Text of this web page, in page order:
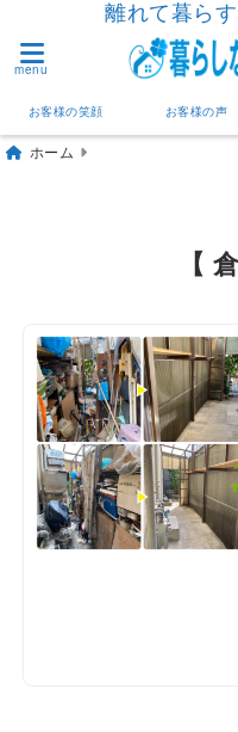
離れて暮ら
menu
お客様の笑顔 お客様の声
ホーム
【